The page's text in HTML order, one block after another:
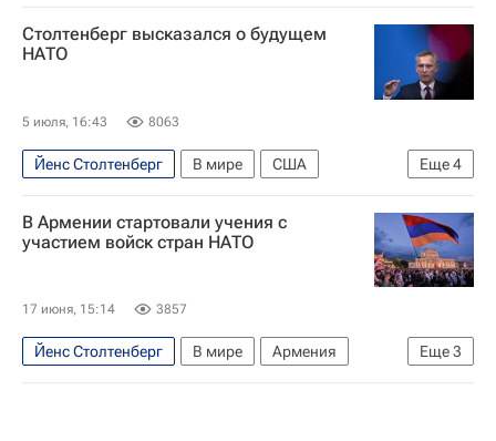
Россия
Берлин (город)
Марк Рютте
Йошка Фишер
НАТО
Столтенберг высказался о будущем
НАТО
5 июля, 16:43 8063
Еще4
Йенс Столтенберг В мире
США
Ближний Восток
Ормузский пролив
Дональд Трамп
НАТО
В Армении стартовали учения с
участием войск стран НАТО
17 июня, 15:14 3857
Еще3
Йенс Столтенберг В мире
Армения
США
Франция НАТО